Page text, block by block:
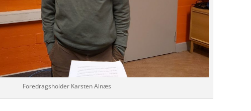
Foredragsholder Karsten Alnæs